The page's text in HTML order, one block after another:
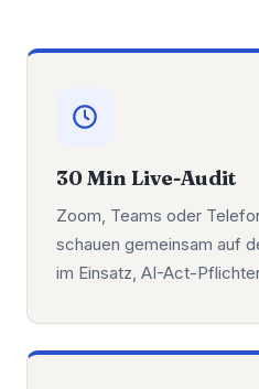
30 Min Live-Audit
Zoom, Teams oder
schauen gemeinsam auf
im Einsatz, AI-Act-